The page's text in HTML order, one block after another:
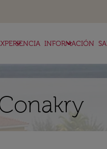
keyboard_arrow_down INFORMACIÓN
keyboard_arrow_down